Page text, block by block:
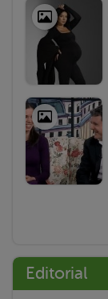
Editorial